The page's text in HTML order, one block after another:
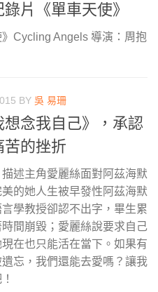
片《單車天使》
Cycling Angels 導演：周抱
BY 吳 易珊
想念我自己》，承認
苦的挫折
描述主角愛麗絲面對阿茲海默
的她人生被早發性阿茲海默
學教授卻認不出字，畢生累
間崩毀；愛麗絲說要求自己
在也只能活在當下。如果有
忘，我們還能去愛嗎？讓我